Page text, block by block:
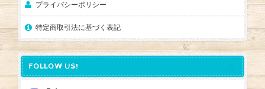
プライバシーポリシー
特定商取引法に基づく表記
FOLLOW US!